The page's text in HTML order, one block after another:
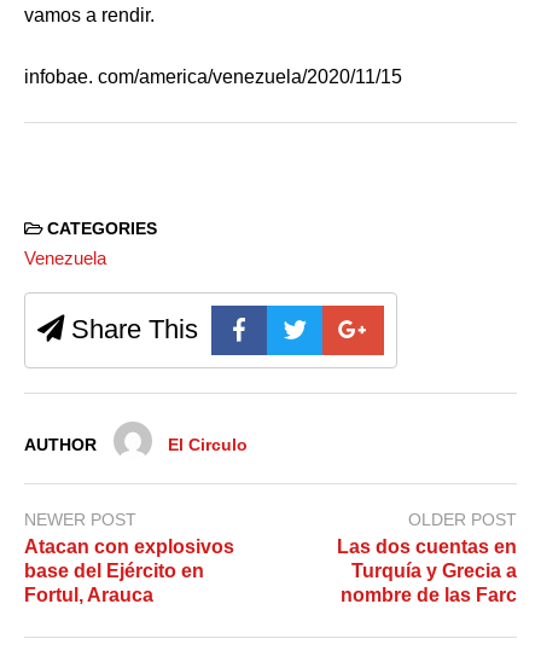
vamos a rendir.
infobae. com/america/venezuela/2020/11/15
CATEGORIES
Venezuela
Share This
AUTHOR El Circulo
NEWER POST
Atacan con explosivos
base del Ejército en
Fortul, Arauca
OLDER POST
Las dos cuentas en
Turquía y Grecia a
nombre de las Farc